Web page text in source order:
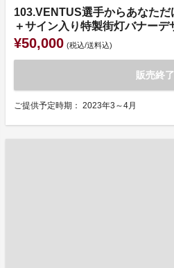
103.VENTUS選手からあなただ
＋サイン入り特製街灯バナーデ
¥50,000 (税込/送料込)
販売終了
ご提供予定時期： 2023年3～4月